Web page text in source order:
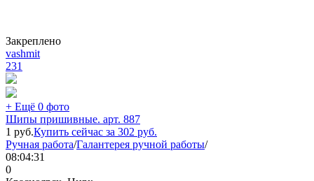
Закреплено
vashmit
231
+ Ещё 0 фото
Шипы пришивные. арт. 887
1 руб.Купить сейчас за 302 руб.
Ручная работа/Галантерея ручной работы/
08:04:31
0